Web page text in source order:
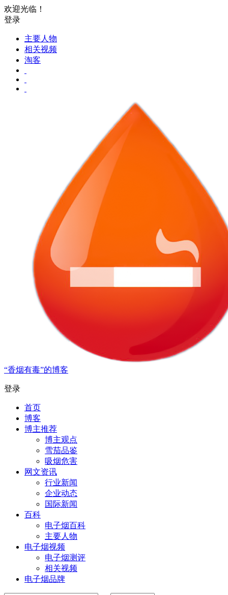
欢迎光临！
登录
主要人物
相关视频
淘客
“香烟有毒”的博客
登录
首页
博客
博主推荐
博主观点
雪茄品鉴
吸烟危害
网文资讯
行业新闻
企业动态
国际新闻
百科
电子烟百科
主要人物
电子烟视频
电子烟测评
相关视频
电子烟品牌